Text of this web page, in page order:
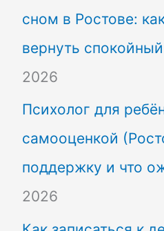
сном в Ростове:
вернуть
2026
Психолог для
самооценкой
поддержку и что
2026